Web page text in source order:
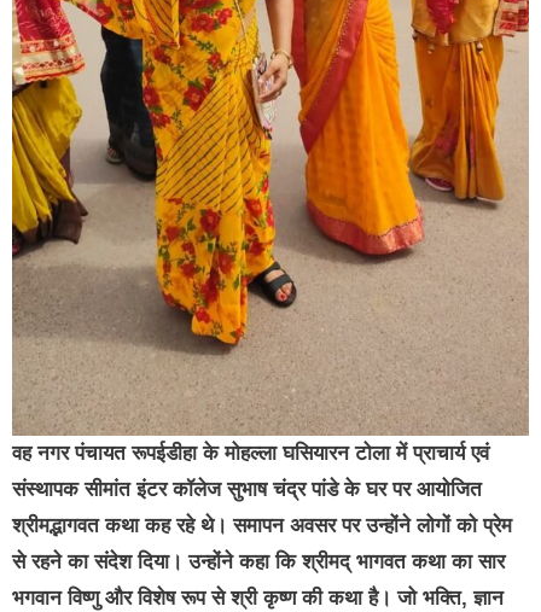
वह नगर पंचायत रूपईडीहा के मोहल्ला घसियारन टोला में प्राचार्य एवं
संस्थापक सीमांत इंटर कॉलेज सुभाष चंद्र पांडे के घर पर आयोजित
श्रीमद्भागवत कथा कह रहे थे। समापन अवसर पर उन्होंने लोगों को प्रेम
से रहने का संदेश दिया। उन्होंने कहा कि श्रीमद् भागवत कथा का सार
भगवान विष्णु और विशेष रूप से श्री कृष्ण की कथा है। जो भक्ति, ज्ञान